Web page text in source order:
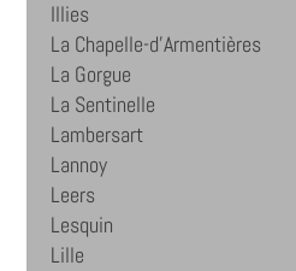
Illies
La Chapelle-d'Armentières
La Gorgue
La Sentinelle
Lambersart
Lannoy
Leers
Lesquin
Lille